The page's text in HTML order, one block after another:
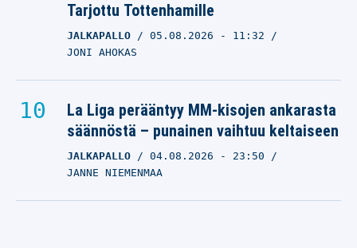
Tarjottu Tottenhamille
JALKAPALLO 05.08.2026 - 11:32
JONI AHOKAS
La Liga perääntyy MM-kisojen ankarasta
säännöstä – punainen vaihtuu keltaiseen
JALKAPALLO 04.08.2026 - 23:50
JANNE NIEMENMAA